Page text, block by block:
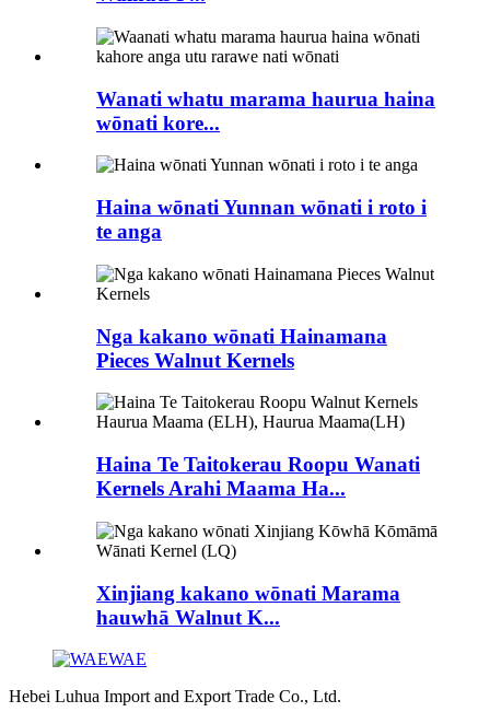
Wanati whatu marama haurua haina
wōnati kore...
Haina wōnati Yunnan wōnati i roto i
te anga
Nga kakano wōnati Hainamana
Pieces Walnut Kernels
Haina Te Taitokerau Roopu Wanati
Kernels Arahi Maama Ha...
Xinjiang kakano wōnati Marama
hauwhā Walnut K...
Hebei Luhua Import and Export Trade Co., Ltd.